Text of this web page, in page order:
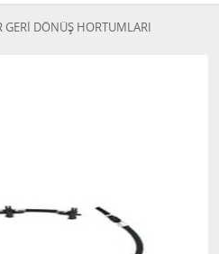
GERİ DÖNÜŞ HORTUMLARI